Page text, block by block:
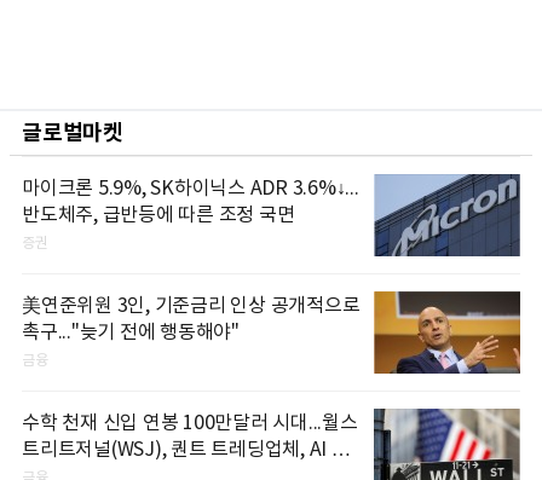
글로벌마켓
마이크론 5.9%, SK하이닉스 ADR 3.6%↓...
반도체주, 급반등에 따른 조정 국면
증권
美연준위원 3인, 기준금리 인상 공개적으로
촉구..."늦기 전에 행동해야"
금융
수학 천재 신입 연봉 100만달러 시대...월스
트리트저널(WSJ), 퀀트 트레딩업체, AI 기